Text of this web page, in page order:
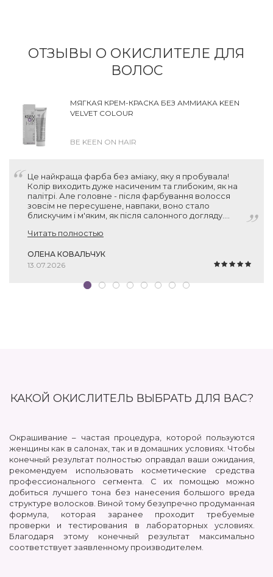
ОТЗЫВЫ О ОКИСЛИТЕЛЕ ДЛЯ
ВОЛОС
МЯГКАЯ КРЕМ-КРАСКА БЕЗ АММИАКА KEEN
VELVET COLOUR
BE KEEN ON HAIR
Це найкраща фарба без аміаку, яку я пробувала!
Колір виходить дуже насиченим та глибоким, як на
палітрі. Але головне - після фарбування волосся
зовсім не пересушене, навпаки, воно стало
блискучим і м'яким, як після салонного догляду.
волосся!
Читать полностью
ОЛЕНА КОВАЛЬЧУК
13.07.2026
КАКОЙ ОКИСЛИТЕЛЬ ВЫБРАТЬ ДЛЯ ВАС?
Окрашивание – частая процедура, которой пользуются
женщины как в салонах, так и в домашних условиях. Чтобы
конечный результат полностью оправдал ваши ожидания,
рекомендуем использовать косметические средства
профессионального сегмента. С их помощью можно
добиться лучшего тона без нанесения большого вреда
структуре волосков. Виной тому безупречно продуманная
формула, которая заранее проходит требуемые
проверки и тестирования в лабораторных условиях.
Благодаря этому конечный результат максимально
соответствует заявленному производителем.